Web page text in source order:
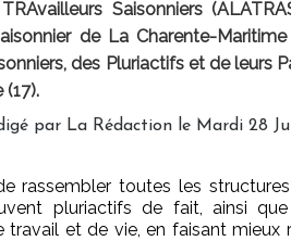
Saisonniers
de La Charente-
des Pluriactifs et de leurs
par La Rédaction le Mardi 28
rassembler toutes les
pluriactifs de fait, ainsi
travail et de vie, en faisant mieux